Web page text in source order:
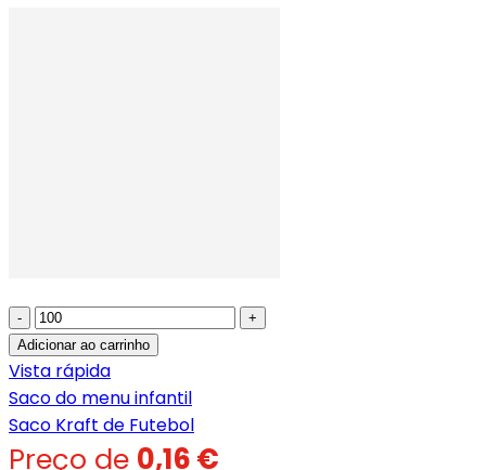
-
+
Adicionar ao carrinho
Vista rápida
Saco do menu infantil
Saco Kraft de Futebol
Preço de 0,16 €